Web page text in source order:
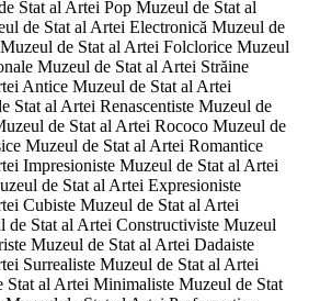
Stat al Artei Pop Muzeul de Stat al
de Stat al Artei Electronică Muzeul de
de Stat al Artei Folclorice Muzeul
Muzeul de Stat al Artei Străine
Antice Muzeul de Stat al Artei
Stat al Artei Renascentiste Muzeul de
de Stat al Artei Rococo Muzeul de
Muzeul de Stat al Artei Romantice
Impresioniste Muzeul de Stat al Artei
de Stat al Artei Expresioniste
Cubiste Muzeul de Stat al Artei
de Stat al Artei Constructiviste Muzeul
Muzeul de Stat al Artei Dadaiste
Surrealiste Muzeul de Stat al Artei
Stat al Artei Minimaliste Muzeul de Stat